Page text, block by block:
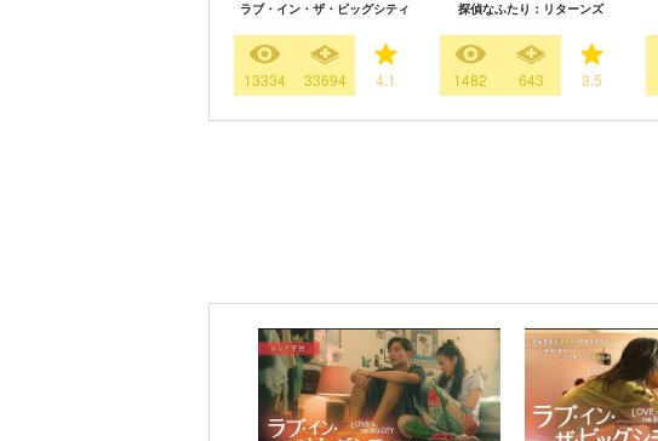
ラブ・イン・ザ・ビッグシティ
13334 33694 4.1
探偵なふたり：リターンズ
1482 643 3.5